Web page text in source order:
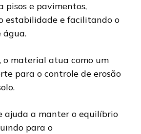
pisos e pavimentos,
estabilidade e facilitando o
água.
o material atua como um
para o controle de erosão
ajuda a manter o equilíbrio
para o